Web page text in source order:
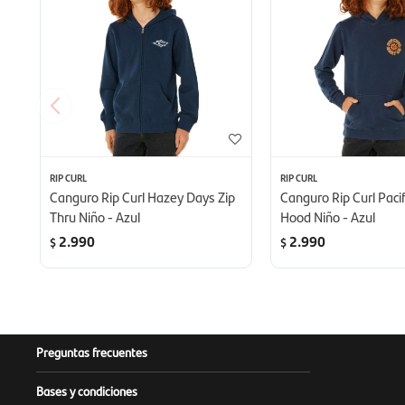
RIP CURL
Canguro Rip Curl Hazey Days Zip
Thru Niño - Azul
$2.990
RIP CURL
Canguro Rip Curl
Hood Niño - Azul
$2.990
Preguntas frecuentes
Bases y condiciones